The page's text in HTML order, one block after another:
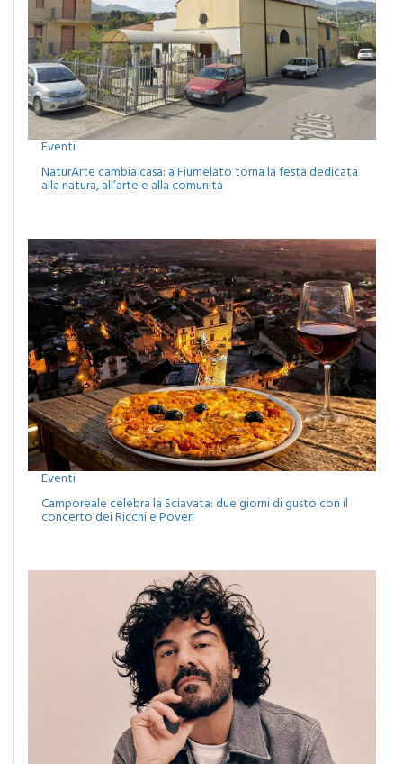
Eventi
NaturArte cambia casa: a Fiumelato torna la festa dedicata
Eventi
Camporeale celebra la Sciavata: due giorni di gusto con il